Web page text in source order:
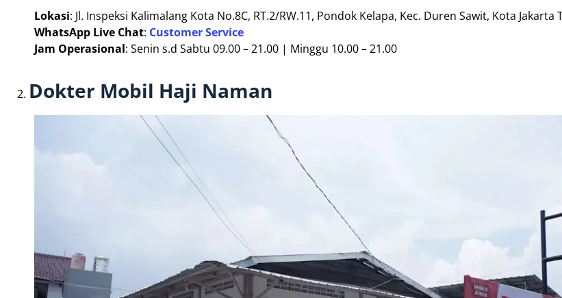
Lokasi: Jl. Inspeksi Kalimalang Kota No.8C, RT.2/RW.11, Pondok Kelapa, Kec. Duren Sawit, Kota Jakarta
WhatsApp Live Chat: Customer Service
Jam Operasional: Senin s.d Sabtu 09.00 – 21.00 | Minggu 10.00 – 21.00
Dokter Mobil Haji Naman